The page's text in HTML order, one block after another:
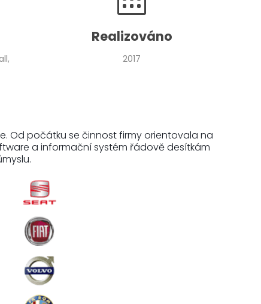
Realizováno
2017
Od počátku se činnost firmy orientovala na
a informační systém řádově desítkám